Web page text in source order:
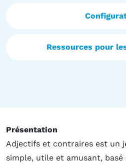
Ressources pour
Présentation
Adjectifs et contraires est un
simple, utile et amusant, basé